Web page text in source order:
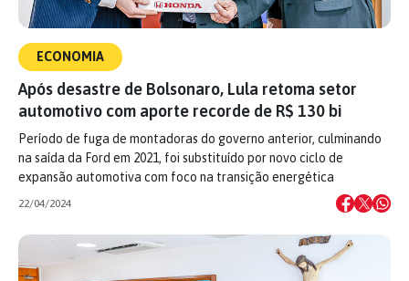
ECONOMIA
Após desastre de Bolsonaro, Lula retoma setor
automotivo com aporte recorde de R$ 130 bi
Período de fuga de montadoras do governo anterior, culminando
na saída da Ford em 2021, foi substituído por novo ciclo de
expansão automotiva com foco na transição energética
22/04/2024